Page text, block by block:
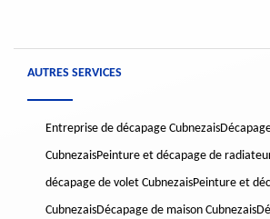
AUTRES SERVICES
Entreprise de décapage Cubnezais
CubnezaisPeinture et décapage de
décapage de volet CubnezaisPeinture et
CubnezaisDécapage de maison Cubnezais